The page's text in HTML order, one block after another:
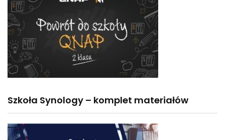
Szkoła Synology – komplet materiałów